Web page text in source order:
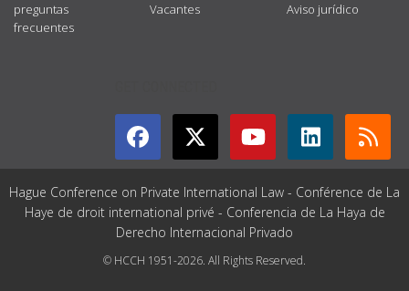
preguntas
frecuentes
Vacantes
Aviso jurídico
Hague Conference on Private International Law - Conférence de La
Haye de droit international privé - Conferencia de La Haya de
Derecho Internacional Privado
© HCCH 1951-2026. All Rights Reserved.